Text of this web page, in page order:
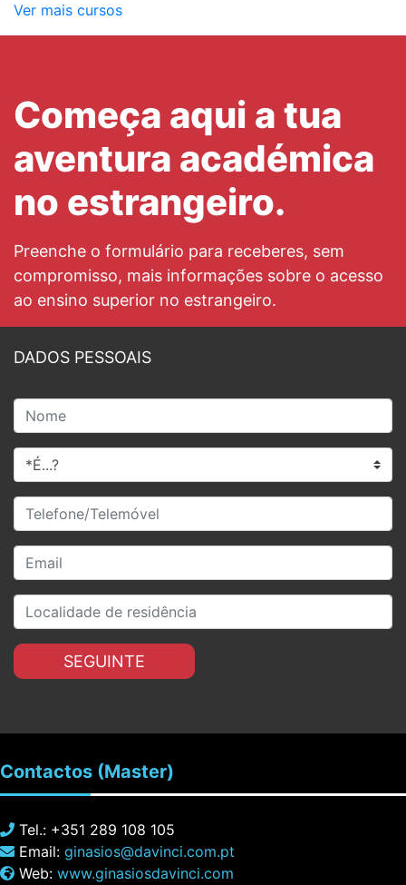
Ver mais cursos
Começa aqui a tua
aventura académica
no estrangeiro.
Preenche o formulário para receberes, sem
compromisso, mais informações sobre o acesso
ao ensino superior no estrangeiro.
DADOS PESSOAIS
SEGUINTE
Contactos (Master)
Tel.: +351 289 108 105
Email: ginasios@davinci.com.pt
Web: www.ginasiosdavinci.com